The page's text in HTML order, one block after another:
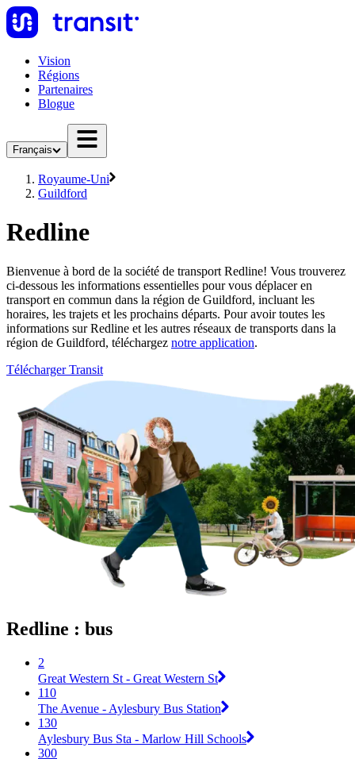
Vision
Régions
Partenaires
Blogue
Français
Royaume-Uni
Guildford
Redline
Bienvenue à bord de la société de transport Redline! Vous trouverez
ci-dessous les informations essentielles pour vous déplacer en
transport en commun dans la région de Guildford, incluant les
horaires, les trajets et les prochains départs. Pour avoir toutes les
informations sur Redline et les autres réseaux de transports dans la
région de Guildford, téléchargez notre application.
Télécharger Transit
Redline : bus
2
Great Western St - Great Western St
110
The Avenue - Aylesbury Bus Station
130
Aylesbury Bus Sta - Marlow Hill Schools
300